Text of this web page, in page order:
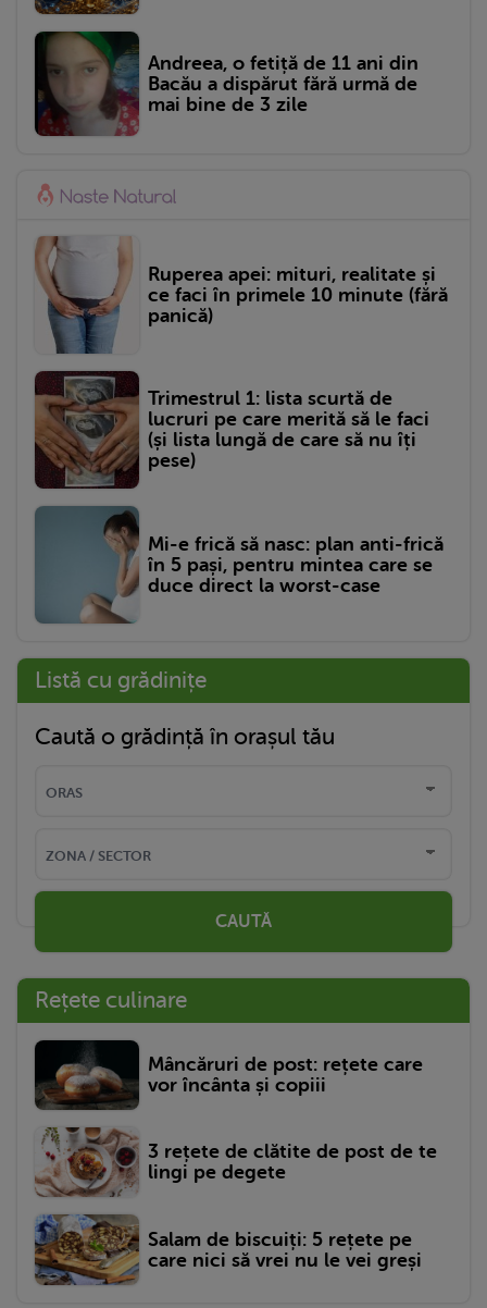
Andreea, o fetiță de 11 ani din
Bacău a dispărut fără urmă de
mai bine de 3 zile
Ruperea apei: mituri, realitate și
ce faci în primele 10 minute (fără
panică)
Trimestrul 1: lista scurtă de
lucruri pe care merită să le faci
(și lista lungă de care să nu îți
pese)
Mi-e frică să nasc: plan anti-frică
în 5 pași, pentru mintea care se
duce direct la worst-case
Listă cu grădinițe
Caută o grădință în orașul tău
CAUTĂ
Rețete culinare
Mâncăruri de post: rețete care
vor încânta și copiii
3 rețete de clătite de post de te
lingi pe degete
Salam de biscuiți: 5 rețete pe
care nici să vrei nu le vei greși